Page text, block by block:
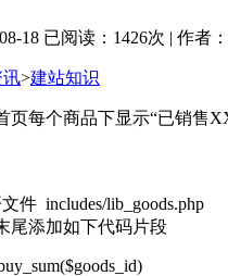
18 已阅读：1426次 | 作者：
讯>建站知识
页每个商品下显示“已销售
件 includes/lib_goods.php
尾添加如下代码片段